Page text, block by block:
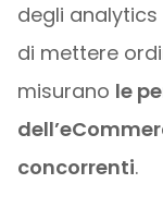
degli
di mettere
misurano le
concorrenti.